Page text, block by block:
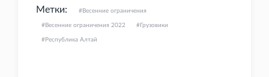
Метки: Весенние ограничения
Весенние ограничения 2022 Грузовики
Республика Алтай